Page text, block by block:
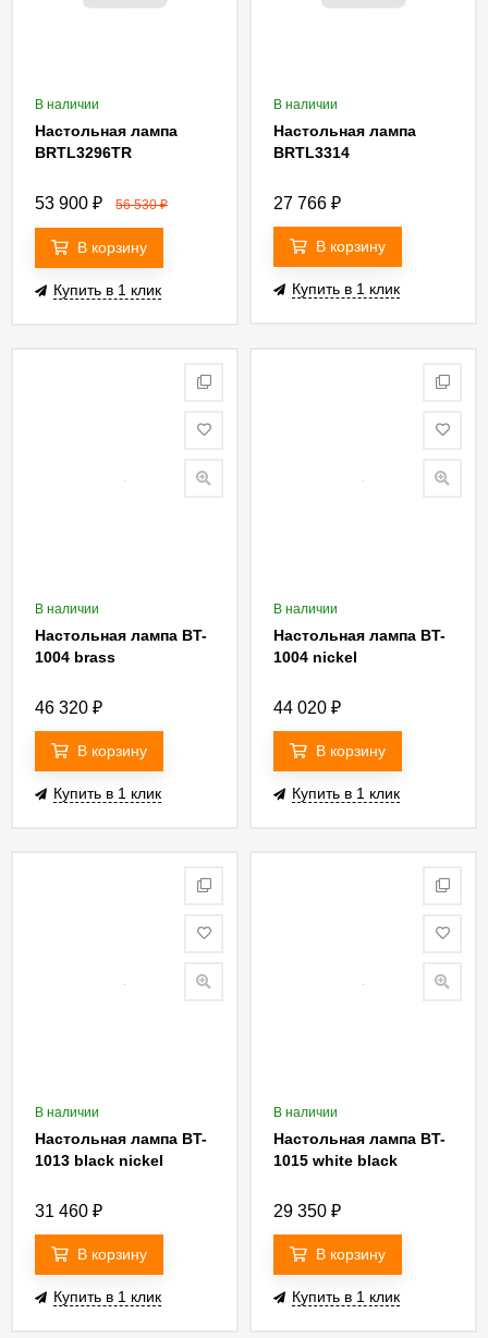
В наличии
Настольная лампа
BRTL3296TR
53 900 ₽ 56 530₽
В корзину
Купить в 1 клик
В наличии
Настольная лампа
BRTL3314
27 766 ₽
В корзину
Купить в 1 клик
В наличии
Настольная лампа BT-
1004 brass
46 320 ₽
В корзину
Купить в 1 клик
В наличии
Настольная лампа BT-
1004 nickel
44 020 ₽
В корзину
Купить в 1 клик
В наличии
Настольная лампа BT-
1013 black nickel
31 460 ₽
В корзину
Купить в 1 клик
В наличии
Настольная лампа BT-
1015 white black
29 350 ₽
В корзину
Купить в 1 клик